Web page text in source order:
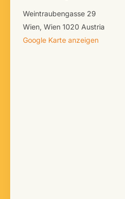
Weintraubengasse 29
Wien, Wien 1020 Austria
Google Karte anzeigen